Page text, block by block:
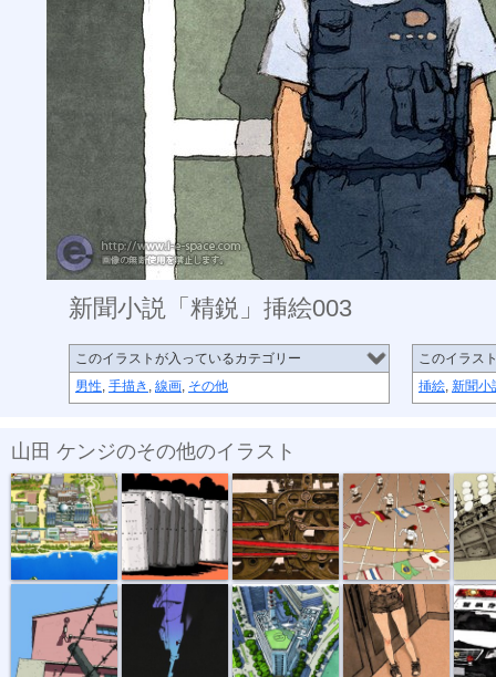
新聞小説「精鋭」挿絵003
このイラストが入っているカテゴリー
男性, 手描き , 線画, その他
このイラス
挿絵, 新聞小
山田 ケンジのその他のイラスト
お台場フジテ... 新聞小説「精... 新聞小説「精...
新聞小説「精... 新聞小説「精... 新聞小説「精... 新聞小説「精...